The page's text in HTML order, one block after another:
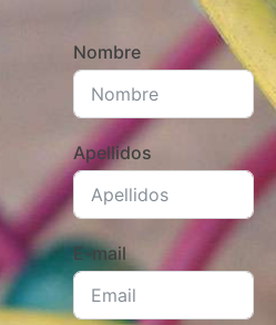
Nombre
Apellidos
E-mail